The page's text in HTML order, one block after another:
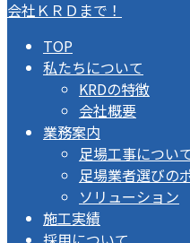
TOP
私たちについて
KRDの特徴
会社概要
業務案内
足場工事につい
足場業者選びの
ソリューション
施工実績